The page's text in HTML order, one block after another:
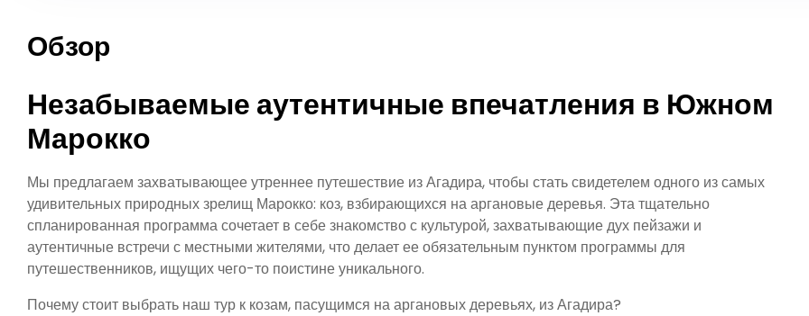
Обзор
Незабываемые аутентичные впечатления в Южном
Марокко
Мы предлагаем захватывающее утреннее путешествие из Агадира, чтобы стать свидетелем одного из самых
удивительных природных зрелищ Марокко: коз, взбирающихся на аргановые деревья. Эта тщательно
спланированная программа сочетает в себе знакомство с культурой, захватывающие дух пейзажи и
аутентичные встречи с местными жителями, что делает ее обязательным пунктом программы для
путешественников, ищущих чего-то поистине уникального.
Почему стоит выбрать наш тур к козам, пасущимся на аргановых деревьях, из Агадира?